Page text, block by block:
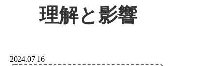
理解と影響
2024.07.16